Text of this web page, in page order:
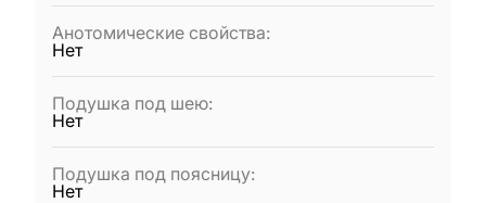
Анотомические свойства:
Нет
Подушка под шею:
Нет
Подушка под поясницу:
Нет